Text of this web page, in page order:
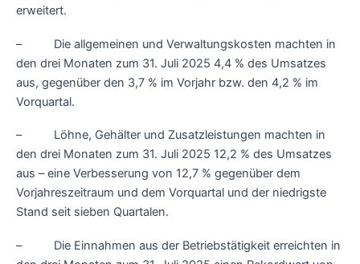
erweitert.
– Die allgemeinen und Verwaltungskosten machten in
den drei Monaten zum 31. Juli 2025 4,4 % des Umsatzes
aus, gegenüber den 3,7 % im Vorjahr bzw. den 4,2 % im
Vorquartal.
– Löhne, Gehälter und Zusatzleistungen machten in
den drei Monaten zum 31. Juli 2025 12,2 % des Umsatzes
aus – eine Verbesserung von 12,7 % gegenüber dem
Vorjahreszeitraum und dem Vorquartal und der niedrigste
Stand seit sieben Quartalen.
– Die Einnahmen aus der Betriebstätigkeit erreichten in